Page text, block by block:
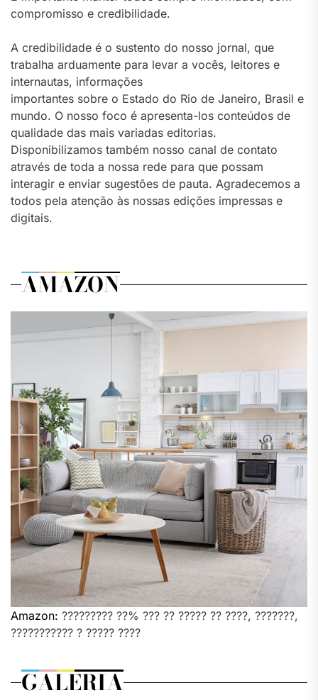
compromisso e credibilidade.
A credibilidade é o sustento do nosso jornal, que
trabalha arduamente para levar a vocês, leitores e
internautas, informações
importantes sobre o Estado do Rio de Janeiro, Brasil e
mundo. O nosso foco é apresenta-los conteúdos de
qualidade das mais variadas editorias.
Disponibilizamos também nosso canal de contato
através de toda a nossa rede para que possam
interagir e enviar sugestões de pauta. Agradecemos a
todos pela atenção às nossas edições impressas e
digitais.
AMAZON
Amazon: ????????? ??% ??? ?? ????? ?? ????, ???????,
??????????? ? ????? ????
GALERIA